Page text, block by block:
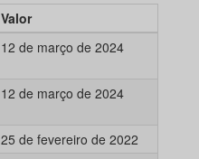
Valor
12 de março de 2024
12 de março de 2024
25 de fevereiro de 2022